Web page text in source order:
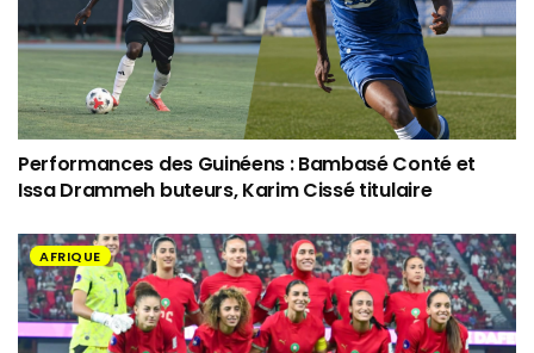
Performances des Guinéens : Bambasé Conté et
Issa Drammeh buteurs, Karim Cissé titulaire
AFRIQUE